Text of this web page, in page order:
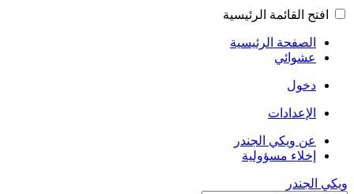
افتح القائمة الرئيسية
الصفحة الرئيسية
عشوائي
دخول
الإعدادات
عن ويكي الجندر
إخلاء مسؤولية
ويكي الجندر